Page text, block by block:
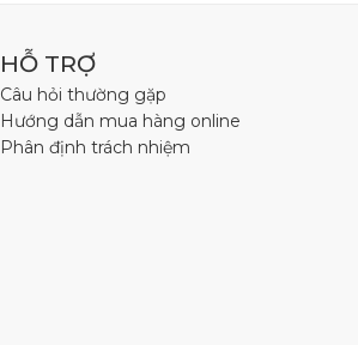
HỖ TRỢ
Câu hỏi thường gặp
Hướng dẫn mua hàng online
Phân định trách nhiệm